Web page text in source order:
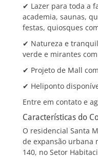
✔ Lazer para toda a
academia, saunas,
festas, quiosques
✔ Natureza e
verde e mirantes
✔ Projeto de Mall
✔ Heliponto
Entre em contato e
Características do
O residencial Santa
de expansão urbana
140, no Setor